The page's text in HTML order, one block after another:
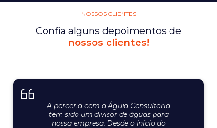
NOSSOS CLIENTES
Confia alguns depoimentos de
nossos clientes!
A parceria com a Águia Consultoria
tem sido um divisor de águas para
nossa empresa. Desde o início do